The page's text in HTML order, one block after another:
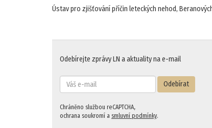
Ústav pro zjišťování příčin leteckých nehod,
Odebírejte zprávy LN a aktuality na e-mail
Odebírat
Chráněno službou reCAPTCHA,
ochrana soukromí a smluvní podmínky.